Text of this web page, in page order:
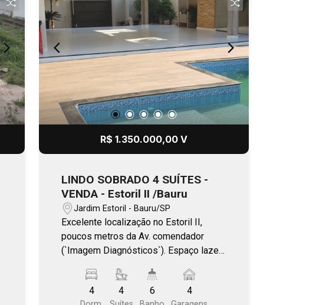
R$ 1.350.000,00 V
LINDO SOBRADO 4 SUÍTES -
VENDA - Estoril II /Bauru
Jardim Estoril - Bauru/SP
Excelente localização no Estoril II,
poucos metros da Av. comendador
(`Imagem Diagnósticos`). Espaço lazer
voltadas para o lazer da piscina, assim
como o ambiente superior da sala,
4 4 6 4